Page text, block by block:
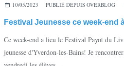
,YVERDON-LES-BAINS
10/05/2023 PUBLIÉ DEPUIS OVERBLOG
Ce week-end a lieu le Festival Payot du
jeunesse d'Yverdon-les-Bains! Je